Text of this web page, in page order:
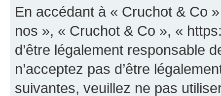
En accédant à « Cruchot & Co
nos », « Cruchot & Co », «
d’être légalement responsable
n’acceptez pas d’être
suivantes, veuillez ne pas